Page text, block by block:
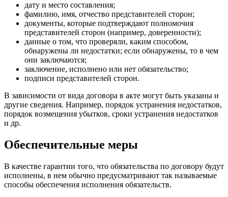
дату и место составления;
фамилию, имя, отчество представителей сторон;
документы, которые подтверждают полномочия
представителей сторон (например, доверенности);
данные о том, что проверяли, каким способом,
обнаружены ли недостатки; если обнаружены, то в чем
они заключаются;
заключение, исполнено или нет обязательство;
подписи представителей сторон.
В зависимости от вида договора в акте могут быть указаны и
другие сведения. Например, порядок устранения недостатков,
порядок возмещения убытков, сроки устранения недостатков
и др.
Oбеспечительные меры
В качестве гарантии того, что обязательства по договору будут
исполнены, в нем обычно предусматривают так называемые
способы обеспечения исполнения обязательств.